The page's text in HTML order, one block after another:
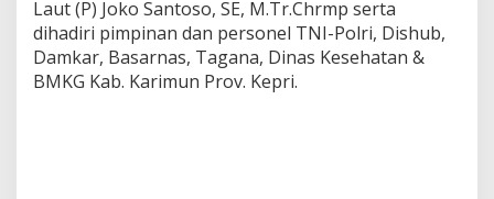
n
B
e
n
Laut (P) Joko Santoso, SE, M.Tr.Chrmp serta
dihadiri pimpinan dan personel TNI-Polri, Dishub,
Damkar, Basarnas, Tagana, Dinas Kesehatan &
BMKG Kab. Karimun Prov. Kepri.